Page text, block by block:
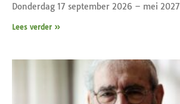
Donderdag 17 september 2026 – mei 2027
Lees verder »